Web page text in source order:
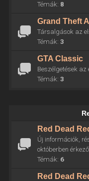
Témák: 8
Grand Theft
Társalgások az
Témák: 3
GTA Classic
Beszélgetések az
Témák: 3
Red Dead
Új információk,
októberben
Témák: 6
Red Dead